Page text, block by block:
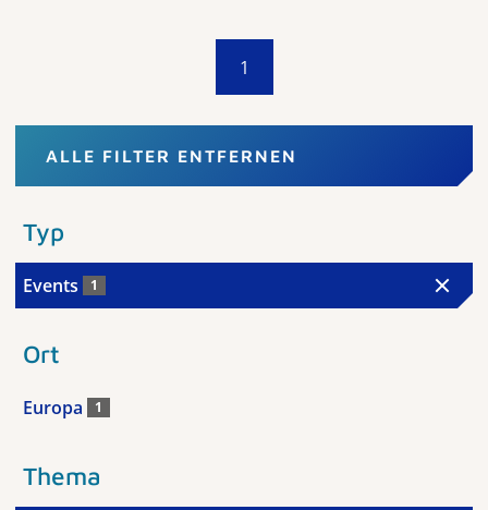
1
ALLE FILTER ENTFERNEN
Typ
Events 1
Ort
Europa 1
Thema